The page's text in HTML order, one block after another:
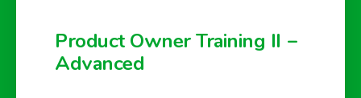
Product Owner Training II –
Advanced